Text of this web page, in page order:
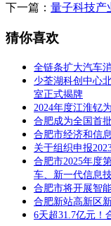
下一篇： 量子科技产
猜你喜欢
全链条扩大汽车
少荃湖科创中心
室正式揭牌
2024年度江淮钇
合肥成为全国首
合肥市经济和信
关于组织申报
合肥市2025年度
车、新一代信息
合肥市将开展智
合肥新站高新区
6天超31.7亿元！